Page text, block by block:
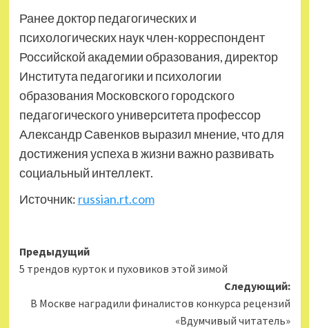
Ранее доктор педагогических и
психологических наук член-корреспондент
Российской академии образования, директор
Института педагогики и психологии
образования Московского городского
педагогического университета профессор
Александр Савенков выразил мнение, что для
достижения успеха в жизни важно развивать
социальный интеллект.
Источник: russian.rt.com
Навигация
записи
Предыдущий
5 трендов курток и пуховиков этой зимой
Следующий:
В Москве наградили финалистов конкурса рецензий
«Вдумчивый читатель»